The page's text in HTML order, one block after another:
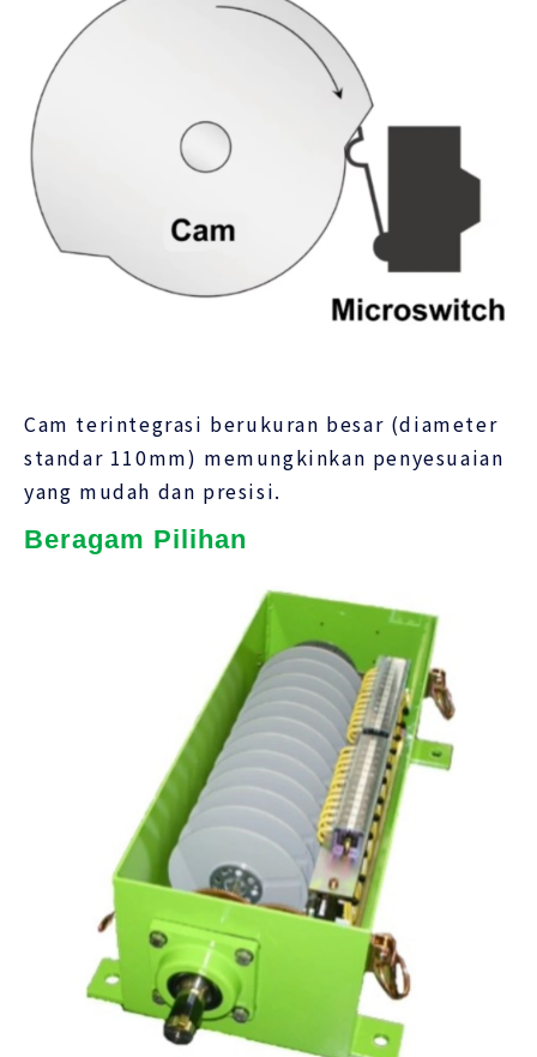
Cam terintegrasi berukuran besar (diameter
standar 110mm) memungkinkan penyesuaian
yang mudah dan presisi.
Beragam Pilihan